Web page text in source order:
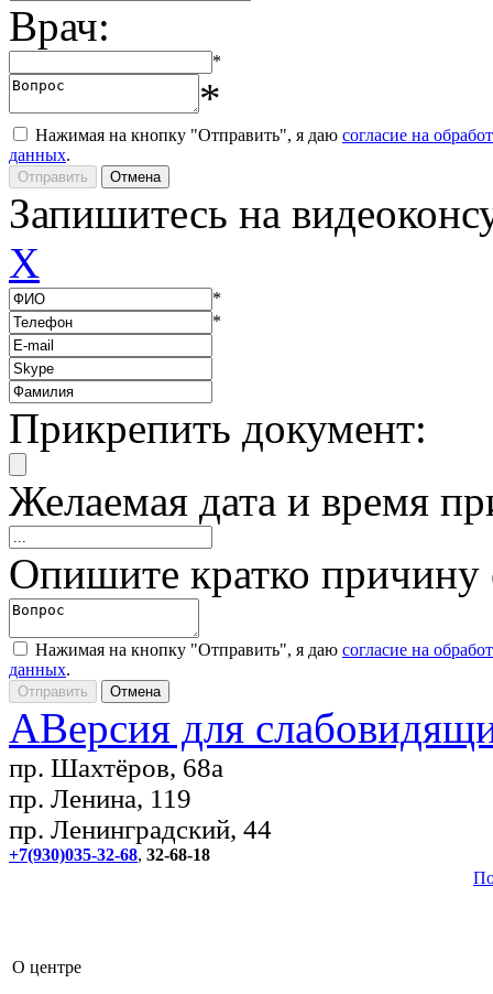
Врач:
*
*
Нажимая на кнопку "Отправить", я даю согласие на
данных.
Запишитесь на
X
*
*
Прикрепить документ:
Желаемая дата и время
Опишите кратко
Нажимая на кнопку "Отправить", я даю согласие на
данных.
AВерсия для
пр. Шахтёров, 68а
пр. Ленина, 119
пр. Ленинградский, 44
+7(930)035-32-68, 32-68-18
О центре